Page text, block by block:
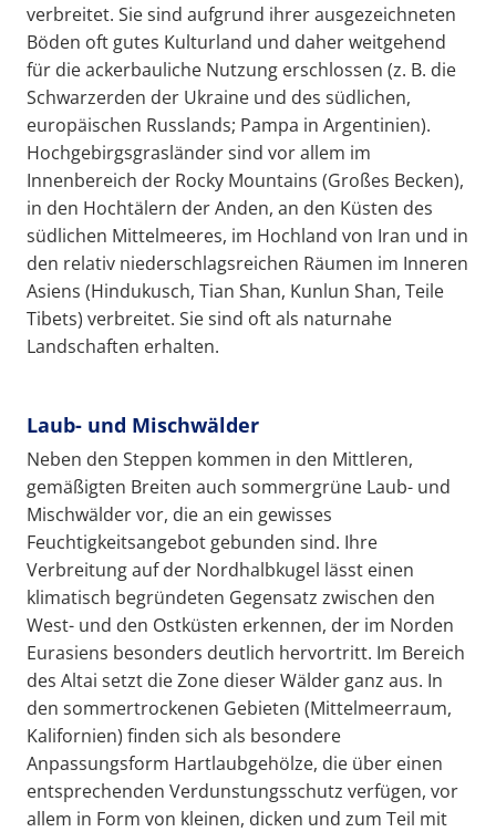
verbreitet. Sie sind aufgrund ihrer ausgezeichneten
Böden oft gutes Kulturland und daher weitgehend
für die ackerbauliche Nutzung erschlossen (z. B. die
Schwarzerden der Ukraine und des südlichen,
europäischen Russlands; Pampa in Argentinien).
Hochgebirgsgrasländer sind vor allem im
Innenbereich der Rocky Mountains (Großes Becken),
in den Hochtälern der Anden, an den Küsten des
südlichen Mittelmeeres, im Hochland von Iran und in
den relativ niederschlagsreichen Räumen im Inneren
Asiens (Hindukusch, Tian Shan, Kunlun Shan, Teile
Tibets) verbreitet. Sie sind oft als naturnahe
Landschaften erhalten.
Laub- und Mischwälder
Neben den Steppen kommen in den Mittleren,
gemäßigten Breiten auch sommergrüne Laub- und
Mischwälder vor, die an ein gewisses
Feuchtigkeitsangebot gebunden sind. Ihre
Verbreitung auf der Nordhalbkugel lässt einen
klimatisch begründeten Gegensatz zwischen den
West- und den Ostküsten erkennen, der im Norden
Eurasiens besonders deutlich hervortritt. Im Bereich
des Altai setzt die Zone dieser Wälder ganz aus. In
den sommertrockenen Gebieten (Mittelmeerraum,
Kalifornien) finden sich als besondere
Anpassungsform Hartlaubgehölze, die über einen
entsprechenden Verdunstungsschutz verfügen, vor
allem in Form von kleinen, dicken und zum Teil mit